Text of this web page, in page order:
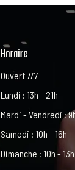
Horaire
Ouvert 7/7
Lundi : 13h - 21h
Mardi - Vendredi :
Samedi : 10h - 16h
Dimanche : 10h - 13h